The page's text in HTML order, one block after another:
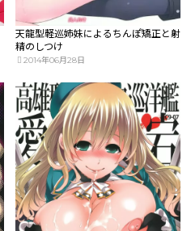
天龍型軽巡姉妹によるちんぽ矯正と射
精のしつけ
2014年06月28日